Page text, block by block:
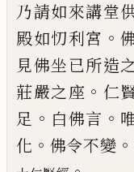
乃請如來講堂
殿如忉利宮 。
見佛坐已所造
莊嚴之座 。 仁
足 。 白佛言 。
化 。 佛令不變 。